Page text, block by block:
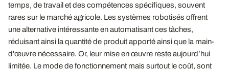
temps, de travail et des compétences spécifiques, souvent
rares sur le marché agricole. Les systèmes robotisés offrent
une alternative intéressante en automatisant ces tâches,
réduisant ainsi la quantité de produit apporté ainsi que la main-
d'œuvre nécessaire. Or, leur mise en œuvre reste aujourd’hui
limitée. Le mode de fonctionnement mais surtout le coût, sont